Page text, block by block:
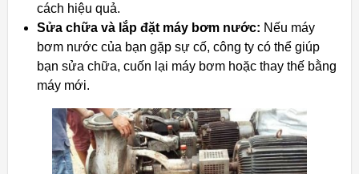
cách hiệu quả.
Sửa chữa và lắp đặt máy bơm nước: Nếu máy
bơm nước của bạn gặp sự cố, công ty có thể giúp
bạn sửa chữa, cuốn lại máy bơm hoặc thay thế bằng
máy mới.